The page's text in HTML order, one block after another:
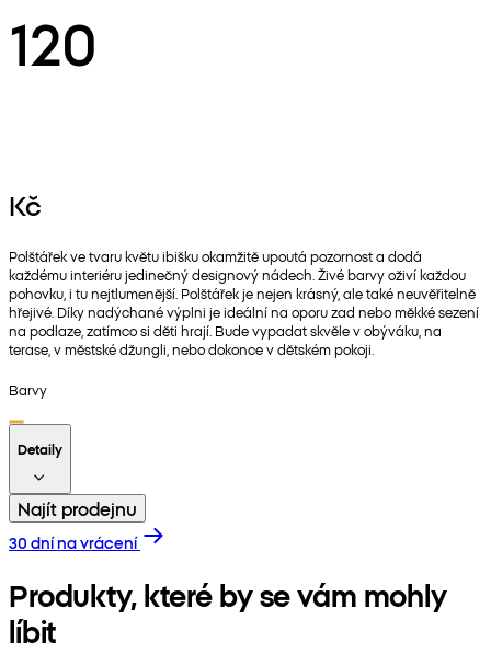
120
Kč
Polštářek ve tvaru květu ibišku okamžitě upoutá pozornost a dodá
každému interiéru jedinečný designový nádech. Živé barvy oživí každou
pohovku, i tu nejtlumenější. Polštářek je nejen krásný, ale také neuvěřitelně
hřejivé. Díky nadýchané výplni je ideální na oporu zad nebo měkké sezení
na podlaze, zatímco si děti hrají. Bude vypadat skvěle v obýváku, na
terase, v městské džungli, nebo dokonce v dětském pokoji.
Barvy
Detaily
Najít prodejnu
30 dní na vrácení
Produkty, které by se vám mohly
líbit